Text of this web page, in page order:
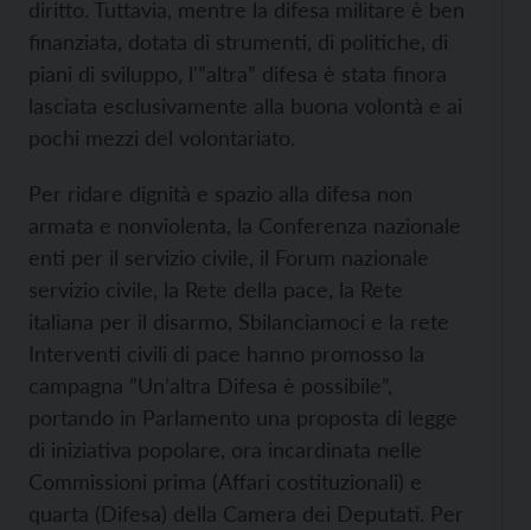
diritto. Tuttavia, mentre la difesa militare è ben
finanziata, dotata di strumenti, di politiche, di
piani di sviluppo, l'”altra” difesa è stata finora
lasciata esclusivamente alla buona volontà e ai
pochi mezzi del volontariato.
Per ridare dignità e spazio alla difesa non
armata e nonviolenta, la Conferenza nazionale
enti per il servizio civile, il Forum nazionale
servizio civile, la Rete della pace, la Rete
italiana per il disarmo, Sbilanciamoci e la rete
Interventi civili di pace hanno promosso la
campagna ”Un’altra Difesa è possibile”,
portando in Parlamento una proposta di legge
di iniziativa popolare, ora incardinata nelle
Commissioni prima (Affari costituzionali) e
quarta (Difesa) della Camera dei Deputati. Per